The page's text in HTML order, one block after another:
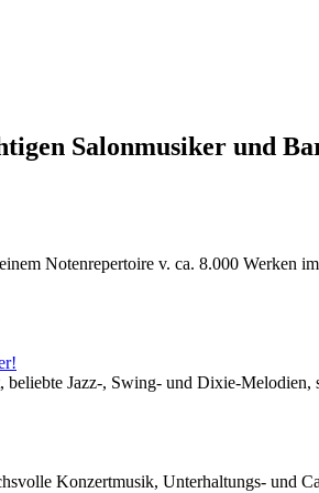
Salonmusiker und
Notenrepertoire v. ca. 8.000 Werken
Jazz-, Swing- und Dixie-
Konzertmusik, Unterhaltungs- und